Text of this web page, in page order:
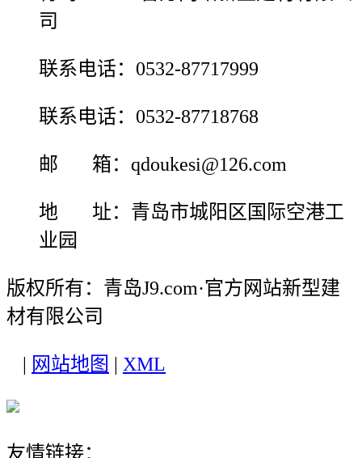
司
联系电话：0532-87717999
联系电话：0532-87718768
邮 箱：qdoukesi@126.com
地 址：青岛市城阳区国际空港工
业园
版权所有：青岛J9.com·官方网站新型建
材有限公司
网站地图 XML
友情链接：